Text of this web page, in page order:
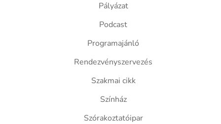
Pályázat
Podcast
Programajánló
Rendezvényszervezés
Szakmai cikk
Színház
Szórakoztatóipar